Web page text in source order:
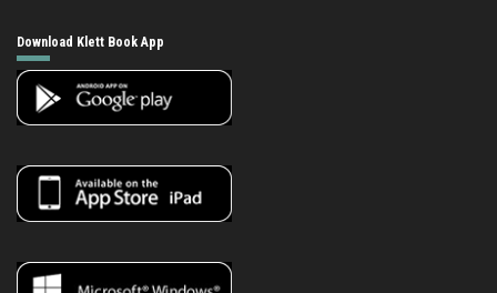
Download Klett Book App